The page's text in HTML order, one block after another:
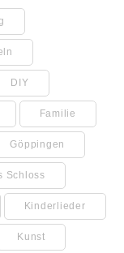
DIY
Familie
Göppingen
Schloss
Kinderlieder
Kunst